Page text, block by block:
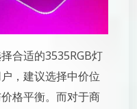
合适的3535RGB灯
，建议选择中价位
格平衡。而对于商